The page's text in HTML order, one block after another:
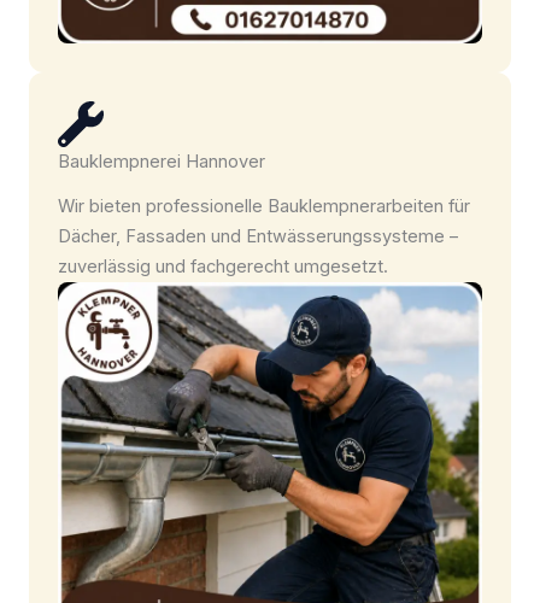
Bauklempnerei Hannover
Wir bieten professionelle Bauklempnerarbeiten für
Dächer, Fassaden und Entwässerungssysteme –
zuverlässig und fachgerecht umgesetzt.